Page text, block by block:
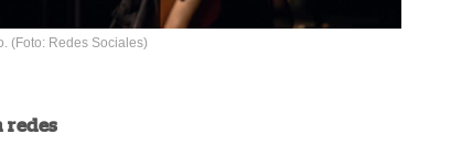
(Foto: Redes Sociales)
redes